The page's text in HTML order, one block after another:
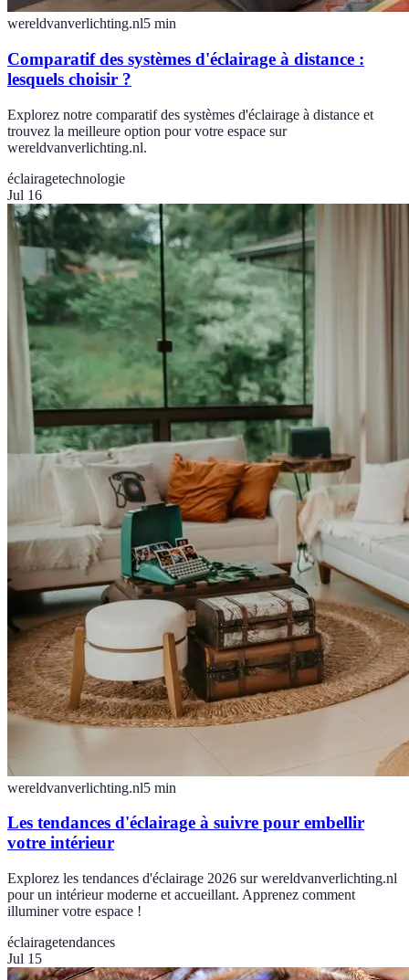
wereldvanverlichting.nl5 min
Comparatif des systèmes d'éclairage à distance :
lesquels choisir ?
Explorez notre comparatif des systèmes d'éclairage à distance et
trouvez la meilleure option pour votre espace sur
wereldvanverlichting.nl.
éclairagetechnologie
Jul 16
wereldvanverlichting.nl5 min
Les tendances d'éclairage à suivre pour embellir
votre intérieur
Explorez les tendances d'éclairage 2026 sur wereldvanverlichting.nl
pour un intérieur moderne et accueillant. Apprenez comment
illuminer votre espace !
éclairagetendances
Jul 15